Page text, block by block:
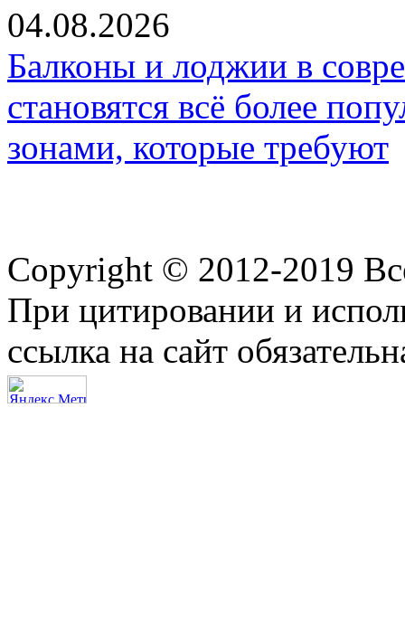
04.08.2026
Балконы и лоджии в
становятся всё более
зонами, которые требуют
Copyright © 2012-2019
При цитировании и
ссылка на сайт